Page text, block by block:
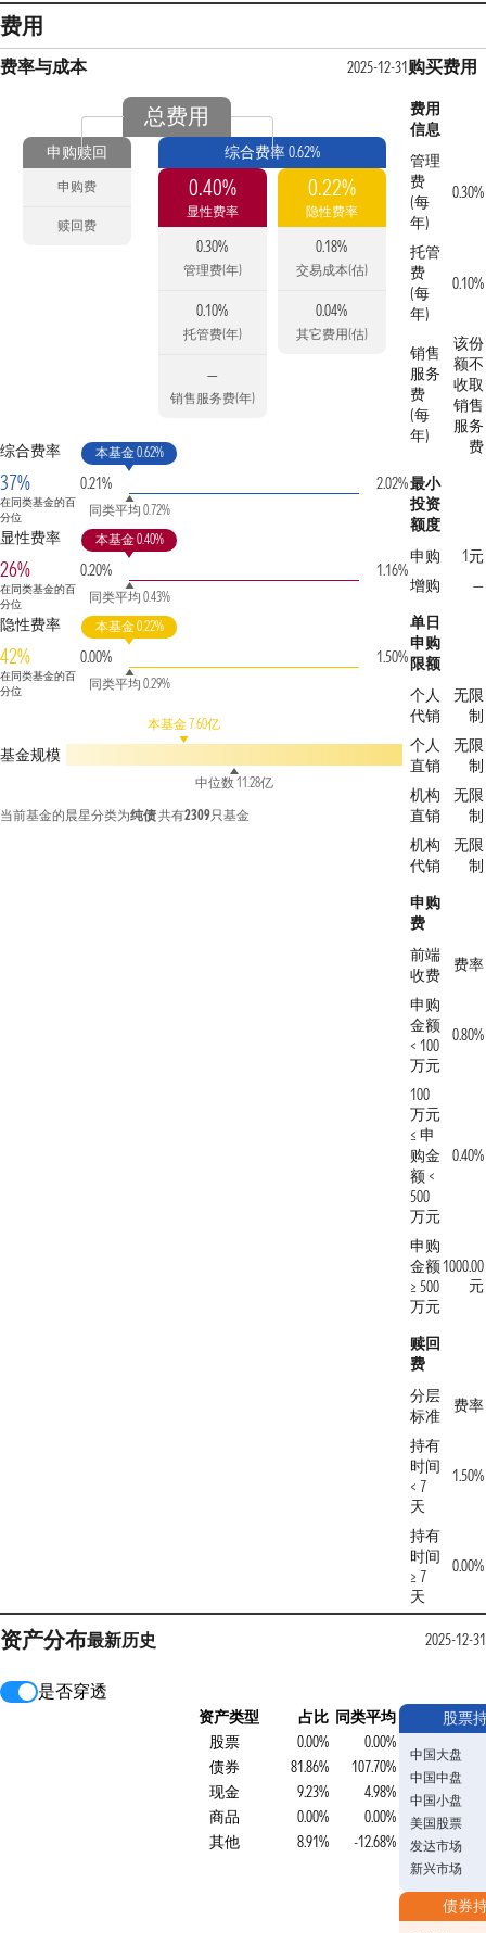
费用
费率与成本 2025-12-31
总费用
申购赎回
申购费
赎回费
综合费率 0.62%
0.40%
显性费率
0.30%
管理费(年)
0.10%
托管费(年)
—
销售服务费(年)
0.22%
隐性费率
0.18%
交易成本(估)
0.04%
其它费用(估)
综合费率
37%
在同类基金的百
分位
0.21%
本基金 0.62%
同类平均 0.72%
2.02%
显性费率
26%
在同类基金的百
分位
0.20%
本基金 0.40%
同类平均 0.43%
1.16%
隐性费率
42%
在同类基金的百
分位
0.00%
本基金 0.22%
同类平均 0.29%
1.50%
基金规模
本基金 7.60亿
中位数 11.28亿
当前基金的晨星分类为纯债共有2309只基金
购买费用
费用
信息
管理
费
(每
年)
0.30%
托管
费
(每
年)
0.10%
销售
服务
费
(每
年)
该份
额不
收取
销售
服务
费
最小
投资
额度
申购
1元
增购
—
单日
申购
限额
个人
代销
无限
制
个人
直销
无限
制
机构
直销
无限
制
机构
代销
无限
制
申购
费
前端
收费
费率
申购
金额
< 100
万元
0.80%
100
万元
≤ 申
购金
额 <
500
万元
0.40%
申购
金额
≥ 500
万元
1000.00
元
赎回
费
分层
标准
费率
持有
时间
< 7
天
1.50%
持有
时间
≥ 7
天
0.00%
资产分布最新历史 2025-12-31
是否穿透
资产类型 占比 同类平均
股票
0.00%
0.00%
债券
81.86%
107.70%
现金
9.23%
4.98%
商品
0.00%
0.00%
其他
8.91% -12.68%
股票
中国大盘
中国中盘
中国小盘
美国股票
发达市场
新兴市场
债券